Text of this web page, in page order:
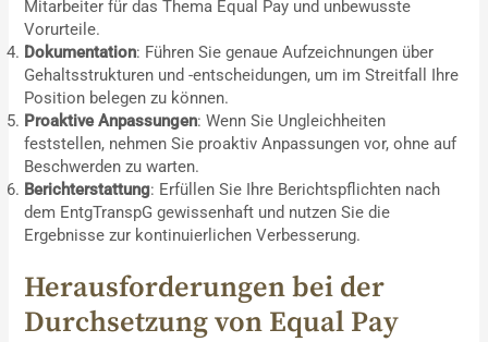
Mitarbeiter für das Thema Equal Pay und unbewusste
Vorurteile.
Dokumentation: Führen Sie genaue Aufzeichnungen über
Gehaltsstrukturen und -entscheidungen, um im Streitfall Ihre
Position belegen zu können.
Proaktive Anpassungen: Wenn Sie Ungleichheiten
feststellen, nehmen Sie proaktiv Anpassungen vor, ohne auf
Beschwerden zu warten.
Berichterstattung: Erfüllen Sie Ihre Berichtspflichten nach
dem EntgTranspG gewissenhaft und nutzen Sie die
Ergebnisse zur kontinuierlichen Verbesserung.
Herausforderungen bei der
Durchsetzung von Equal Pay